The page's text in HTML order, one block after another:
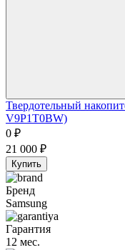
Твердотельный
V9P1T0BW)
0 ₽
21 000 ₽
Купить
Бренд
Samsung
Гарантия
12 мес.